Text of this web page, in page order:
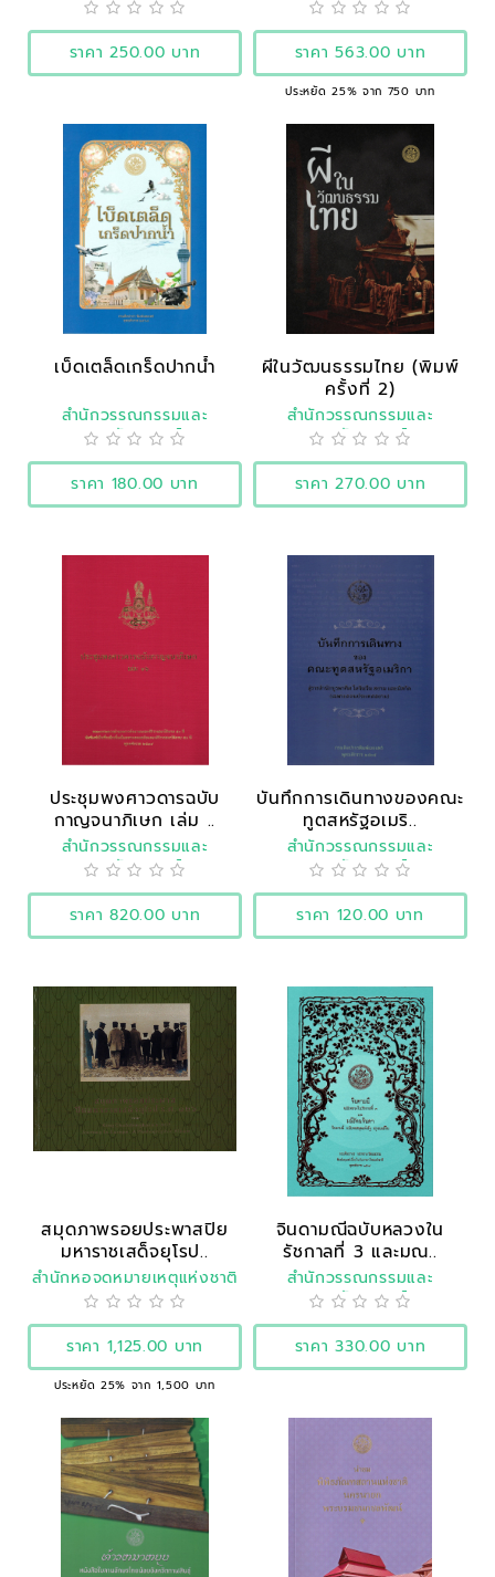
ราคา 250.00 บาท ราคา 563.00 บาท
ประหยัด 25% จาก 750 บาท
เบ็ดเตล็ดเกร็ดปากน้ำ
สำนักวรรณกรรมและ
ประวัติศาสตร์
ราคา 180.00 บาท
ผีในวัฒนธรรมไทย (พิมพ์
ครั้งที่ 2)
สำนักวรรณกรรมและ
ประวัติศาสตร์
ราคา 270.00 บาท
ประชุมพงศาวดารฉบับ
กาญจนาภิเษก เล่ม ..
สำนักวรรณกรรมและ
ประวัติศาสตร์
ราคา 820.00 บาท
บันทึกการเดินทางของคณะ
ทูตสหรัฐอเมริ..
สำนักวรรณกรรมและ
ประวัติศาสตร์
ราคา 120.00 บาท
สมุดภาพรอยประพาสปิย
มหาราชเสด็จยุโรป..
สำนักหอจดหมายเหตุแห่งชาติ
ราคา 1,125.00 บาท
ประหยัด 25% จาก 1,500 บาท
จินดามณีฉบับหลวงใน
รัชกาลที่ 3 และมณ..
สำนักวรรณกรรมและ
ประวัติศาสตร์
ราคา 330.00 บาท